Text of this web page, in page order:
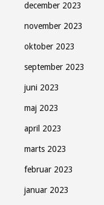
december 2023
november 2023
oktober 2023
september 2023
juni 2023
maj 2023
april 2023
marts 2023
februar 2023
januar 2023